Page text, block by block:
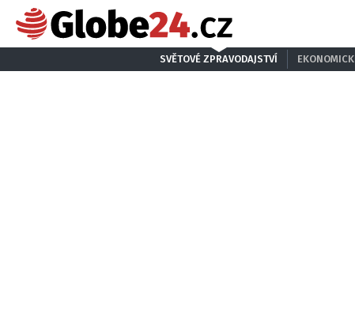
SVĚTOVÉ ZPRAVODAJSTVÍ